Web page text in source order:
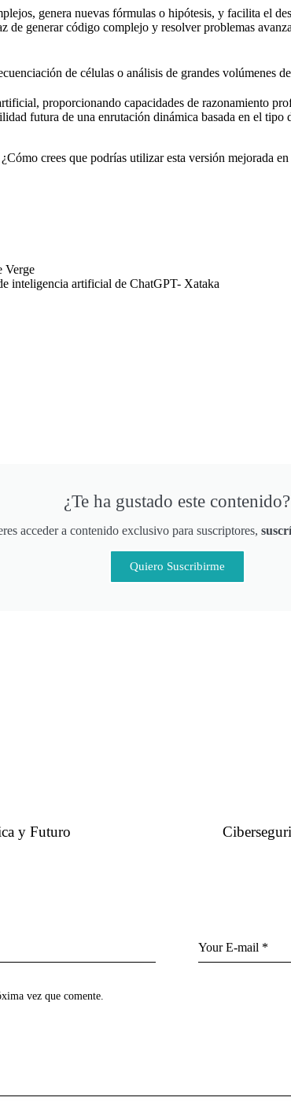
genera nuevas fórmulas o hipótesis, y facilita el
de generar código complejo y resolver problemas
de células o análisis de grandes volúmenes
proporcionando capacidades de razonamiento
futura de una enrutación dinámica basada en el
crees que podrías utilizar esta versión mejorada
Verge
inteligencia artificial de ChatGPT- Xataka
¿Te ha gustado este contenido?
acceder a contenido exclusivo para suscriptores,
Quiero Suscribirme
y Futuro
vez que comente.